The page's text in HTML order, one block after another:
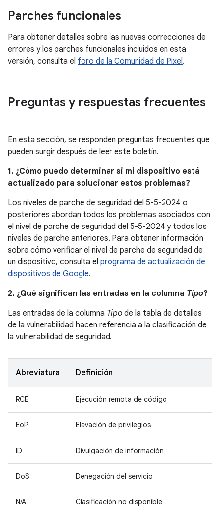
Parches funcionales
Para obtener detalles sobre las nuevas correcciones de
errores y los parches funcionales incluidos en esta
versión, consulta el foro de la Comunidad de Pixel.
Preguntas y respuestas frecuentes
En esta sección, se responden preguntas frecuentes que
pueden surgir después de leer este boletín.
1. ¿Cómo puedo determinar si mi dispositivo está
actualizado para solucionar estos problemas?
Los niveles de parche de seguridad del 5-5-2024 o
posteriores abordan todos los problemas asociados con
el nivel de parche de seguridad del 5-5-2024 y todos los
niveles de parche anteriores. Para obtener información
sobre cómo verificar el nivel de parche de seguridad de
un dispositivo, consulta el programa de actualización de
dispositivos de Google.
2. ¿Qué significan las entradas en la columna Tipo?
Las entradas de la columna Tipo de la tabla de detalles
de la vulnerabilidad hacen referencia a la clasificación de
la vulnerabilidad de seguridad.
Abreviatura Definición
RCE Ejecución remota de código
EoP Elevación de privilegios
ID Divulgación de información
DoS Denegación del servicio
N/A Clasificación no disponible